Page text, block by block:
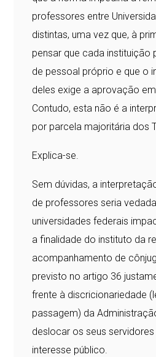
professores entre
distintas, uma vez que, à
pensar que cada instituição
de pessoal próprio e que o
deles exige a aprovação
Contudo, esta não é a
por parcela majoritária dos
Explica-se.
Sem dúvidas, a
de professores seria
universidades federais
a finalidade do instituto da
acompanhamento de
previsto no artigo 36
frente à discricionariedade
passagem) da
deslocar os seus
interesse público.